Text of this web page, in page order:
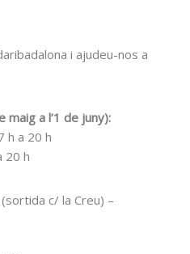
i ajudeu-nos a
maig a l’1 de juny):
h a 20 h
20 h
c/ la Creu) –